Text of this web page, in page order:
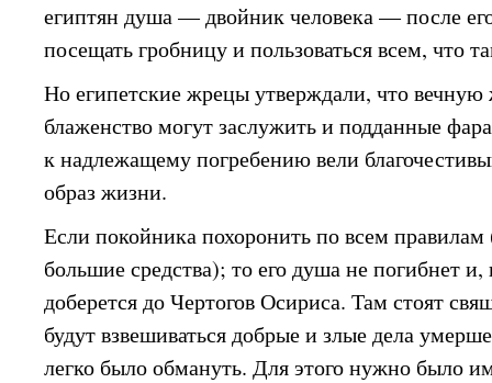
египтян душа — двойник человека — после
посещать гробницу и пользоваться всем, что
Но египетские жрецы утверждали, что вечную
блаженство могут заслужить и подданные
к надлежащему погребению вели
образ жизни.
Если покойника похоронить по всем
большие средства); то его душа не погибнет
доберется до Чертогов Осириса. Там стоят
будут взвешиваться добрые и злые дела
легко было обмануть. Для этого нужно было